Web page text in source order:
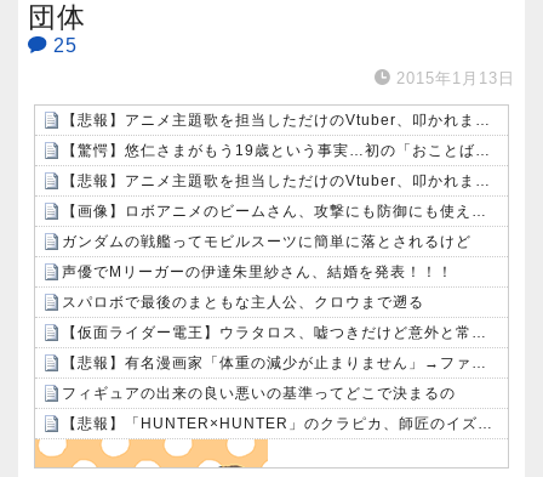
団体
25
2015年1月13日
【悲報】アニメ主題歌を担当しただけのVtuber、叩かれまくってしまう
【驚愕】悠仁さまがもう19歳という事実…初の「おことば」にネット民驚嘆
【悲報】アニメ主題歌を担当しただけのVtuber、叩かれまくってしまう
【画像】ロボアニメのビームさん、攻撃にも防御にも使えて万能過ぎる
ガンダムの戦艦ってモビルスーツに簡単に落とされるけど
声優でMリーガーの伊達朱里紗さん、結婚を発表！！！
スパロボで最後のまともな主人公、クロウまで遡る
【仮面ライダー電王】ウラタロス、嘘つきだけど意外と常識人寄りだよね
【悲報】有名漫画家「体重の減少が止まりません」→ファンから心配の声：26/08/07のニュース
フィギュアの出来の良い悪いの基準ってどこで決まるの
【悲報】「HUNTER×HUNTER」のクラピカ、師匠のイズナビに対する態度が本当に酷い！！